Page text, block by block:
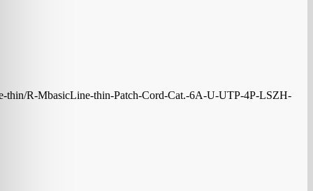
thin/R-MbasicLine-thin-Patch-Cord-Cat.-6A-U-UTP-4P-LSZH-